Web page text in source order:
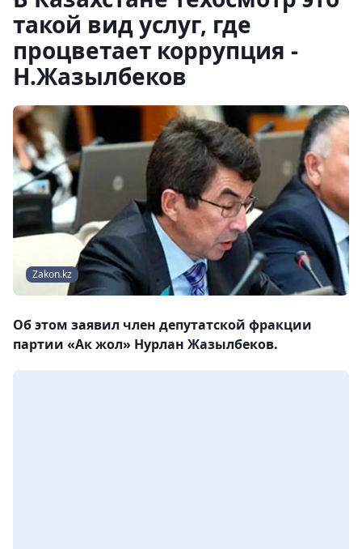
такой вид услуг, где
процветает коррупция -
Н.Жазылбеков
Zakon.kz
Об этом заявил член депутатской фракции
партии «Ак жол» Нурлан Жазылбеков.